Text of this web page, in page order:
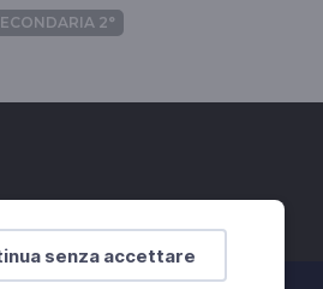
senza accettare
2°